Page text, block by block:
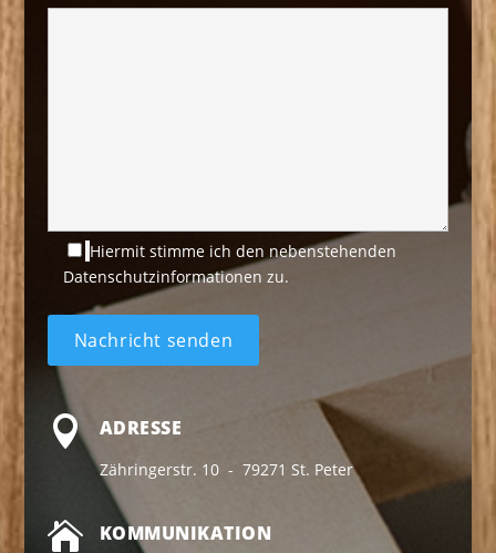
Hiermit stimme ich den nebenstehenden
Datenschutzinformationen zu.
 ADRESSE
Zähringerstr. 10 - 79271 St. Peter
 KOMMUNIKATION